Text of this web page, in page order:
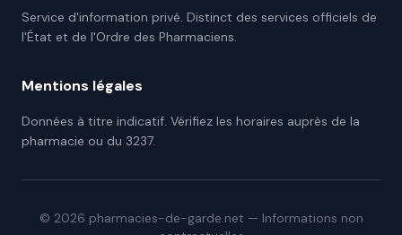
Service d'information privé. Distinct des services officiels de
l'État et de l'Ordre des Pharmaciens.
Mentions légales
Données à titre indicatif. Vérifiez les horaires auprès de la
pharmacie ou du 3237.
© 2026 pharmacies-de-garde.net — Informations non